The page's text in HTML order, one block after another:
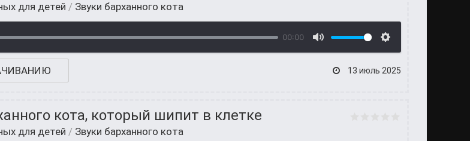
для детей / Звуки барханного кота
00:00
13 июль 2025
кота, который шипит в клетке
для детей / Звуки барханного кота